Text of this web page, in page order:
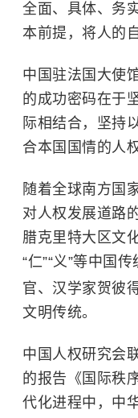
全面、具体、务
本前提，将人的
中国驻法国大使
的成功密码在于
际相结合，坚持
合本国国情的人
随着全球南方国
对人权发展道路
腊克里特大区文
“仁”“义”等中国
官、汉学家贺彼
文明传统。
中国人权研究会
的报告《国际秩
代化进程中，中